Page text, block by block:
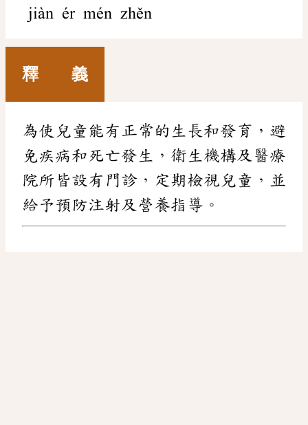
jiàn ér mén zhěn
釋 義
為使兒童能有正常的生長和發育，避
免疾病和死亡發生，衛生機構及醫療
院所皆設有門診，定期檢視兒童，並
給予預防注射及營養指導。